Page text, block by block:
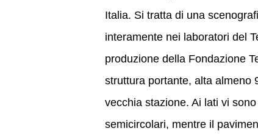
Italia. Si tratta di una
interamente nei laboratori del
produzione della Fondazione
struttura portante, alta almeno
vecchia stazione. Ai lati vi
semicircolari, mentre il